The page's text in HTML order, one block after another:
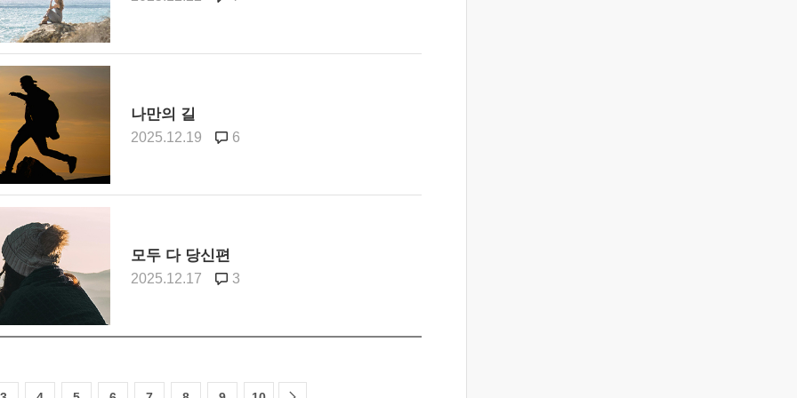
나만의 길
2025.12.19 6
모두 다 당신편
2025.12.17 3